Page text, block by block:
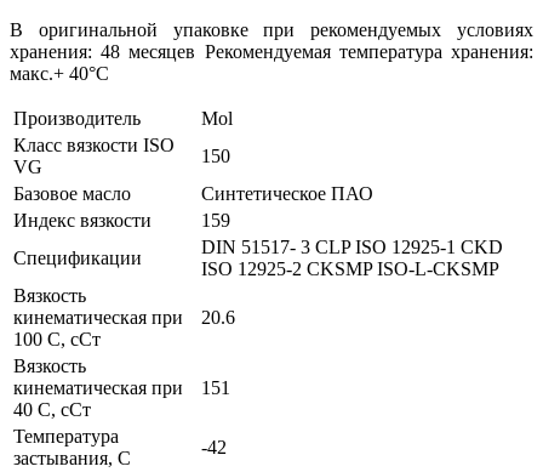
В оригинальной упаковке при рекомендуемых условиях
хранения: 48 месяцев Рекомендуемая температура хранения:
макс.+ 40°C
Производитель
Mol
Класс вязкости ISO
VG
150
Базовое масло
Синтетическое ПАО
Индекс вязкости
159
Спецификации
DIN 51517- 3 CLP ISO 12925-1 CKD
ISO 12925-2 CKSMP ISO-L-CKSMP
Вязкость
кинематическая при
100 С, сСт
20.6
Вязкость
кинематическая при
40 С, сСт
151
Температура
застывания, С
-42